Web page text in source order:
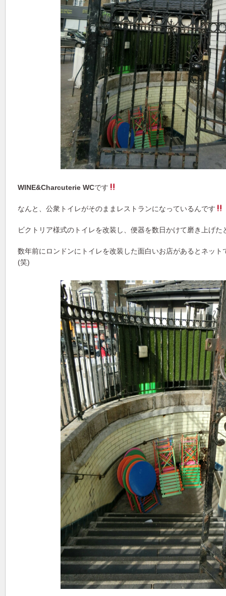
WINE&Charcuterie WCです
なんと、公衆トイレがそのままレストランになっているんです
ビクトリア様式のトイレを改装し、便器を数日かけて磨き上げた
数年前にロンドンにトイレを改装した面白いお店があるとネッ
(笑)